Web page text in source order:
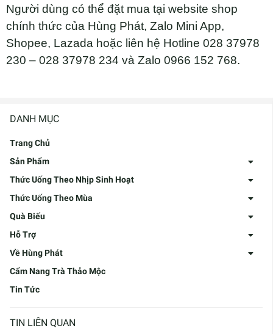
DANH MỤC
Trang Chủ
Sản Phẩm
Thức Uống Theo Nhịp Sinh Hoạt
Thức Uống Theo Mùa
Quà Biếu
Hỗ Trợ
Về Hùng Phát
Cẩm Nang Trà Thảo Mộc
Tin Tức
TIN LIÊN QUAN
Người dùng có thể đặt mua tại website shop
chính thức của Hùng Phát, Zalo Mini App,
Shopee, Lazada hoặc liên hệ Hotline 028 37978
230 – 028 37978 234 và Zalo 0966 152 768.